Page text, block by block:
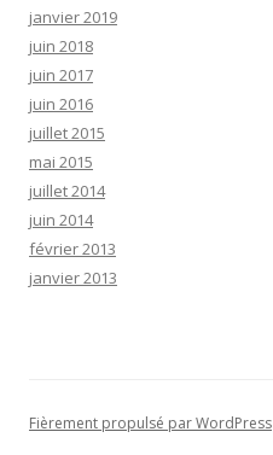
janvier 2019
juin 2018
juin 2017
juin 2016
juillet 2015
mai 2015
juillet 2014
juin 2014
février 2013
janvier 2013
Fièrement propulsé par WordPress